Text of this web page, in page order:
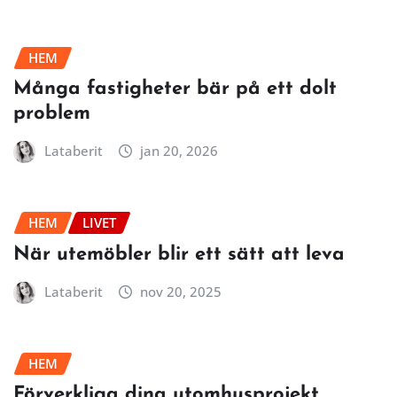
HEM
Många fastigheter bär på ett dolt
problem
Lataberit jan 20, 2026
HEM LIVET
När utemöbler blir ett sätt att leva
Lataberit nov 20, 2025
HEM